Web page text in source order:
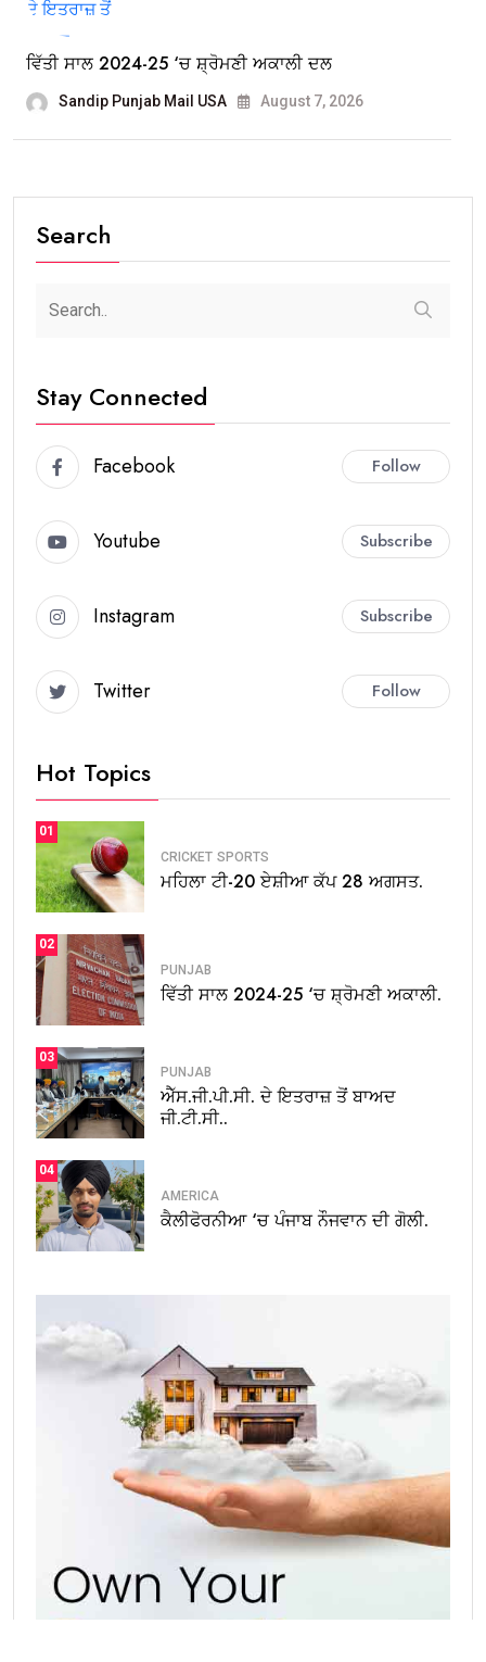
ਵਿੱਤੀ ਸਾਲ 2024-25 ‘ਚ ਸ਼੍ਰੋਮਣੀ ਅਕਾਲੀ ਦਲ
Sandip Punjab Mail USA August 7, 2026
Search
Stay Connected
Facebook Follow
Youtube Subscribe
Instagram Subscribe
Twitter Follow
Hot Topics
01
CRICKET SPORTS
ਮਹਿਲਾ ਟੀ-20 ਏਸ਼ੀਆ ਕੱਪ 28 ਅਗਸਤ.
02
PUNJAB
ਵਿੱਤੀ ਸਾਲ 2024-25 ‘ਚ ਸ਼੍ਰੋਮਣੀ ਅਕਾਲੀ.
03
PUNJAB
ਐੱਸ.ਜੀ.ਪੀ.ਸੀ. ਦੇ ਇਤਰਾਜ਼ ਤੋਂ ਬਾਅਦ
ਜੀ.ਟੀ.ਸੀ..
04
AMERICA
ਕੈਲੀਫੋਰਨੀਆ ‘ਚ ਪੰਜਾਬ ਨੌਜਵਾਨ ਦੀ ਗੋਲੀ.